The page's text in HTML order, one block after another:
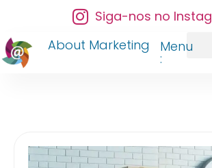
Siga-nos no
About Marketing
Menu
: